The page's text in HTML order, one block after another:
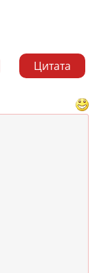
Цитата